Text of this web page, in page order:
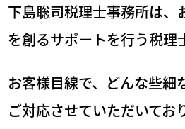
下島聡司税理士事務所は、
を創るサポートを行う税理
お客様目線で、どんな些細
ご対応させていただいてお